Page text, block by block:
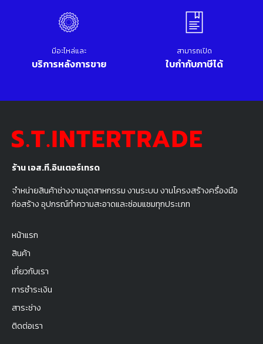
ร้าน เอส.ที.อินเตอร์เทรด
จำหน่ายสินค้าช่างงานอุตสาหกรรม งานระบบ งานโครงสร้างครื่องมือ
ก่อสร้าง อุปกรณ์ทำความสะอาดและซ่อมแซมทุกประเภท
หน้าแรก
สินค้า
เกี่ยวกับเรา
การชำระเงิน
สาระช่าง
ติดต่อเรา
มีอะไหล่และ
บริการหลังการขาย
สามารถเปิด
ใบกำกับภาษีได้